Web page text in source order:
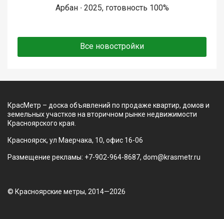
Арбан ∙ 2025, готовность 100%
Все новостройки
КрасМетр – доска объявлений по продаже квартир, домов и
земельных участков на вторичном рынке недвижимости
Красноярского края.
Красноярск, ул Маерчака, 10, офис 16-06
Размещение рекламы: +7-902-964-8687, dom@krasmetr.ru
© Красноярские метры, 2014—2026